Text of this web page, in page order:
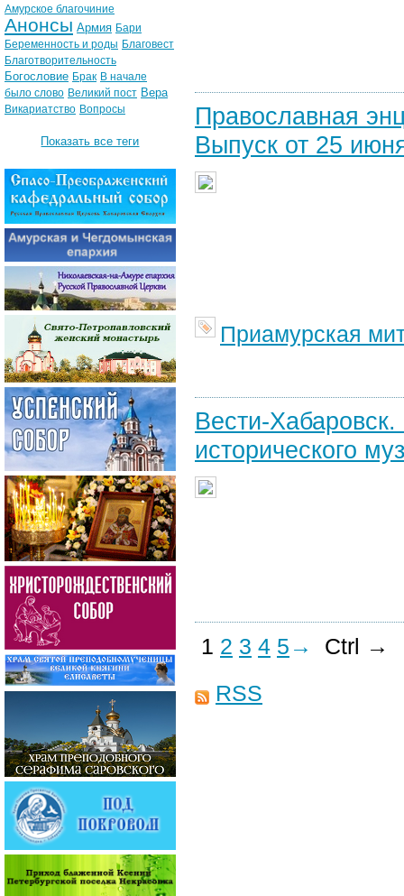
Православная
Выпуск от 25
Приамурская
Вести-
исторического
1 2 3 4 5 →
Ctrl →
RSS
Амурское благочиние
Анонсы Армия Бари
Беременность и роды Благовест
Благотворительность
Богословие Брак В начале
было слово Великий пост Вера
Викариатство Вопросы
Показать все теги